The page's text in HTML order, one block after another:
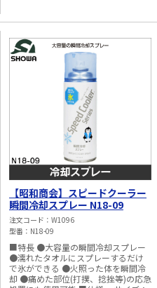
【昭和商会】スピードクーラー
瞬間冷却スプレー N18-09
注文コード
W1096
型番
N18-09
■特長 ●大容量の瞬間冷却スプレー
●濡れたタオルにスプレーするだけ
で氷ができる ●火照った体を瞬間冷
却 ●痛めた部位(打撲、捻挫等)の応急